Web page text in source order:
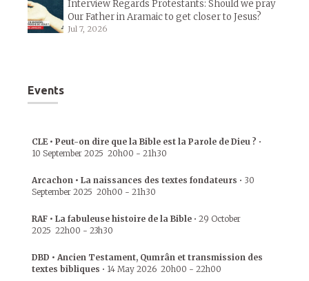
Interview Regards Protestants: Should we pray
Our Father in Aramaic to get closer to Jesus?
Jul 7, 2026
Events
CLE • Peut-on dire que la Bible est la Parole de Dieu ? •
10 September 2025 20h00 - 21h30
Arcachon • La naissances des textes fondateurs • 30
September 2025 20h00 - 21h30
RAF • La fabuleuse histoire de la Bible • 29 October
2025 22h00 - 23h30
DBD • Ancien Testament, Qumrân et transmission des
textes bibliques • 14 May 2026 20h00 - 22h00